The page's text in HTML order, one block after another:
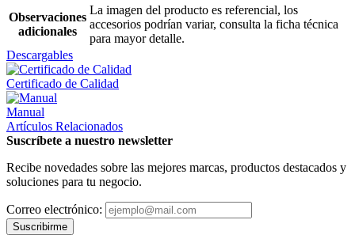
Observaciones
adicionales
La imagen del producto es referencial, los
accesorios podrían variar, consulta la ficha técnica
para mayor detalle.
Descargables
Certificado de Calidad
Manual
Artículos Relacionados
Suscríbete a nuestro newsletter
Recibe novedades sobre las mejores marcas, productos destacados y
soluciones para tu negocio.
Correo electrónico:
Suscribirme